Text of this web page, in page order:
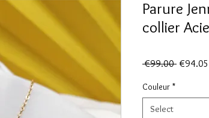
Parure
collier
€99.00 Regular
€94.05
Couleur *
Select